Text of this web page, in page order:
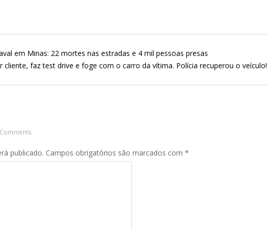
em Minas: 22 mortes nas estradas e 4 mil pessoas presas
cliente, faz test drive e foge com o carro da vítima. Polícia recuperou o veículo!
publicado. Campos obrigatórios são marcados com *